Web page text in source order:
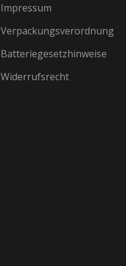
Impressum
Verpackungsverordnung
Batteriegesetzhinweise
Widerrufsrecht